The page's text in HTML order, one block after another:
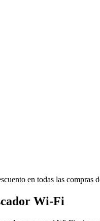
en todas las compras
Wi-Fi